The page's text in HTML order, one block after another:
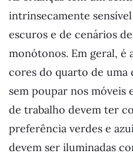
intrinsecamente
escuros e de cenários
monótonos. Em geral, é
cores do quarto de uma
sem poupar nos móveis
de trabalho devem ter
preferência verdes e
devem ser iluminadas